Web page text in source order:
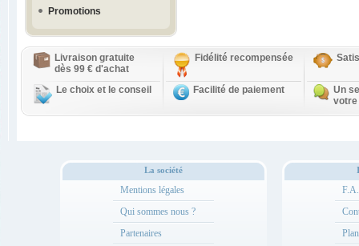
Promotions
Livraison gratuite
dès 99 € d'achat
Fidélité recompensée
Le choix et le conseil Facilité de paiement
Un
votre
La société
Mentions légales
Qui sommes nous ?
Partenaires